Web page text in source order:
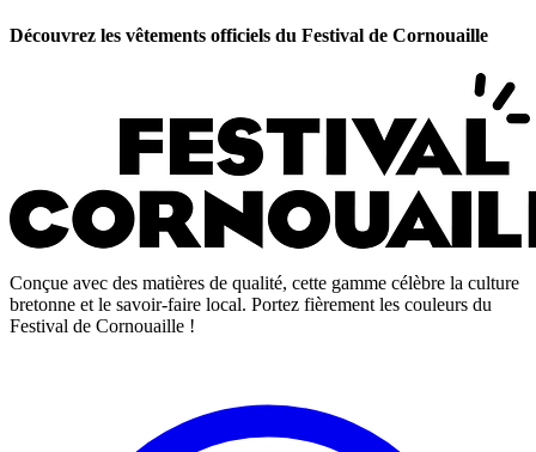
Découvrez les vêtements officiels du Festival de Cornouaille
Conçue avec des matières de qualité, cette gamme célèbre la culture
bretonne et le savoir-faire local. Portez fièrement les couleurs du
Festival de Cornouaille !